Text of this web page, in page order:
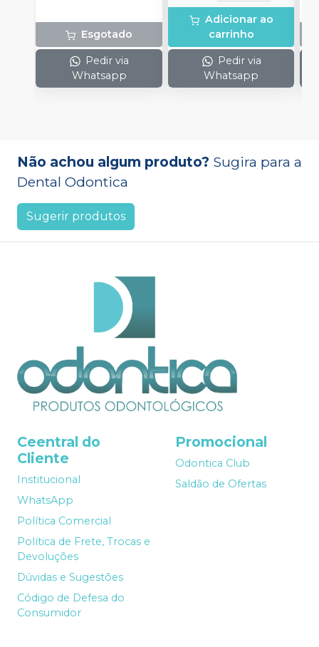
Esgotado
Pedir via
Whatsapp
Adicionar ao
carrinho
Pedir via
Whatsapp
Não achou algum produto? Sugira para a
Dental Odontica
Sugerir produtos
Ceentral do
Cliente
Institucional
WhatsApp
Política Comercial
Política de Frete, Trocas e
Devoluções
Dúvidas e Sugestões
Código de Defesa do
Consumidor
Promocional
Odontica Club
Saldão de Ofertas